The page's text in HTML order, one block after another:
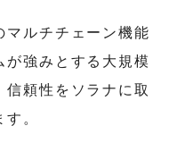
マルチチェーン機能
が強みとする大規模
頼性をソラナに取
。